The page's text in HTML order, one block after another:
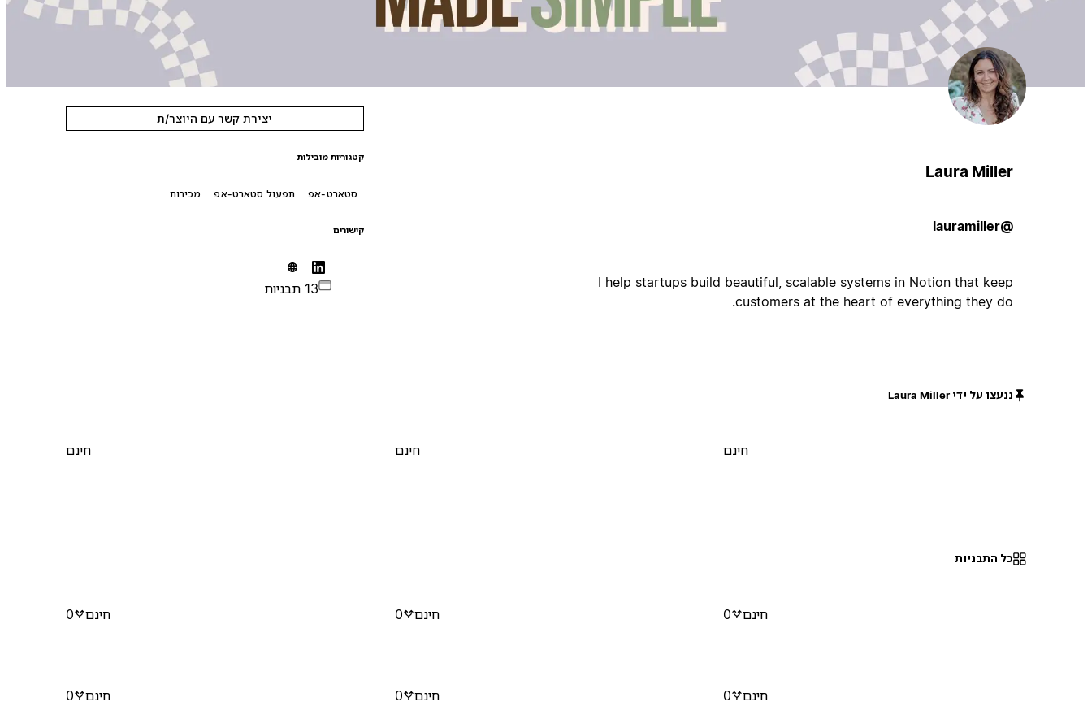
Laura Miller
@lauramiller
I help startups build beautiful, scalable systems in Notion that keep
customers at the heart of everything they do.
יצירת קשר עם היוצר/ת
קטגוריות מובילות
סטארט-אפ תפעול סטארט-אפ מכירות
קישורים
13 תבניות
ננעצו על ידי Laura Miller
חינם חינם חינם
כל התבניות
חינם 0 חינם 0 חינם 0
חינם 0 חינם 0 חינם 0